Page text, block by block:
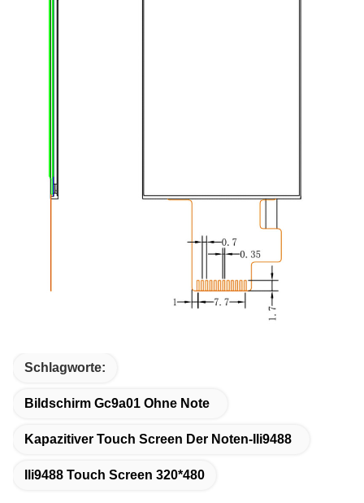
Schlagworte:
Bildschirm Gc9a01 Ohne Note
Kapazitiver Touch Screen Der Noten-Ili9488
Ili9488 Touch Screen 320*480